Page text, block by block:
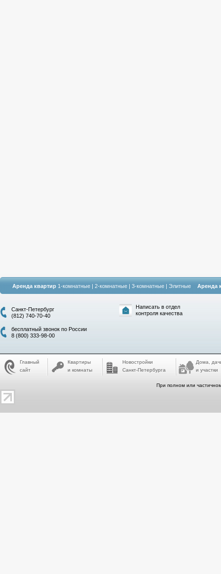
Аренда квартир 1-комнатные | 2-комнатные | 3-комнатные | Элитные Аренда
Санкт-Петербург
(812) 740-70-40
бесплатный звонок по России
8 (800) 333-98-00
Написать в отдел
контроля качества
Главный
сайт
Квартиры
и комнаты
Новостройки
Санкт-Петербурга
Дома,
и участки
При полном или